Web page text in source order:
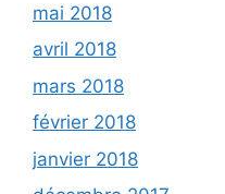
mai 2018
avril 2018
mars 2018
février 2018
janvier 2018